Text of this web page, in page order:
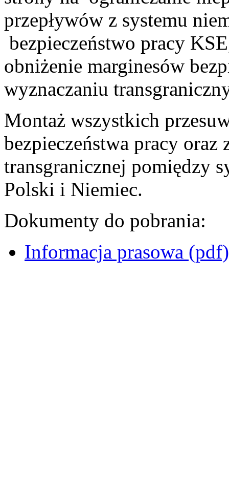
przepływów z systemu
bezpieczeństwo pracy
obniżenie marginesów
wyznaczaniu
Montaż wszystkich
bezpieczeństwa pracy
transgranicznej pomiędzy
Polski i Niemiec.
Dokumenty do pobrania:
Informacja prasowa (pdf)